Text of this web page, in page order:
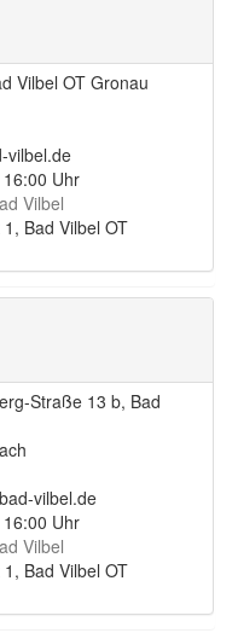
Vilbel OT Gronau
vilbel.de
Uhr
Vilbel
Bad Vilbel OT
Straße 13 b, Bad
vilbel.de
Uhr
Vilbel
Bad Vilbel OT